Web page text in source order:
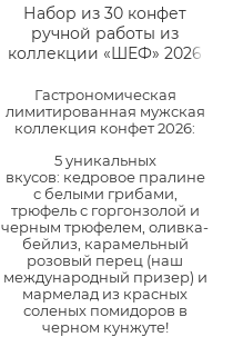
Набор из 30 конфет
ручной работы из
коллекции «ШЕФ» 2026
Гастрономическая
лимитированная мужская
коллекция конфет 2026:
5 уникальных
вкусов: кедровое пралине
с белыми грибами,
трюфель с горгонзолой и
черным трюфелем, оливка-
бейлиз, карамельный
розовый перец (наш
международный призер) и
мармелад из красных
соленых помидоров в
черном кунжуте!